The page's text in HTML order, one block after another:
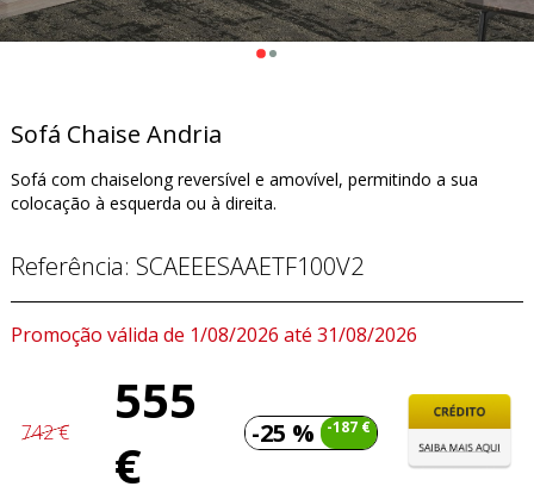
Sofá Chaise Andria
Sofá com chaiselong reversível e amovível, permitindo a sua
colocação à esquerda ou à direita.
Referência: SCAEEESAAETF100V2
Promoção válida de 1/08/2026 até 31/08/2026
742 €
555
€
-25 % -187 €